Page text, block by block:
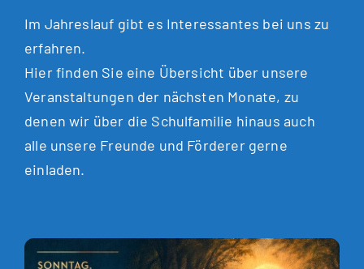
Im Jahreslauf gibt es Interessantes bei uns zu
erfahren.
Hier finden Sie eine Übersicht über unsere
Veranstaltungen der nächsten Monate, zu
denen wir über die Schulfamilie hinaus auch
alle unsere Freunde und Förderer gerne
einladen.